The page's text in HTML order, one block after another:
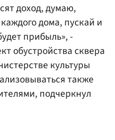
доход, думаю,
дома, пускай и
прибыль», -
обустройства сквера
культуры
также
подчеркнул